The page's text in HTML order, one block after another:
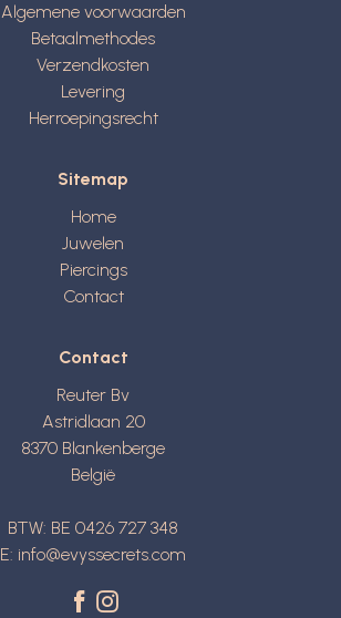
Algemene voorwaarden
Betaalmethodes
Verzendkosten
Levering
Herroepingsrecht
Sitemap
Home
Juwelen
Piercings
Contact
Contact
Reuter Bv
Astridlaan 20
8370 Blankenberge
België
BTW: BE 0426 727 348
E: info@evyssecrets.com